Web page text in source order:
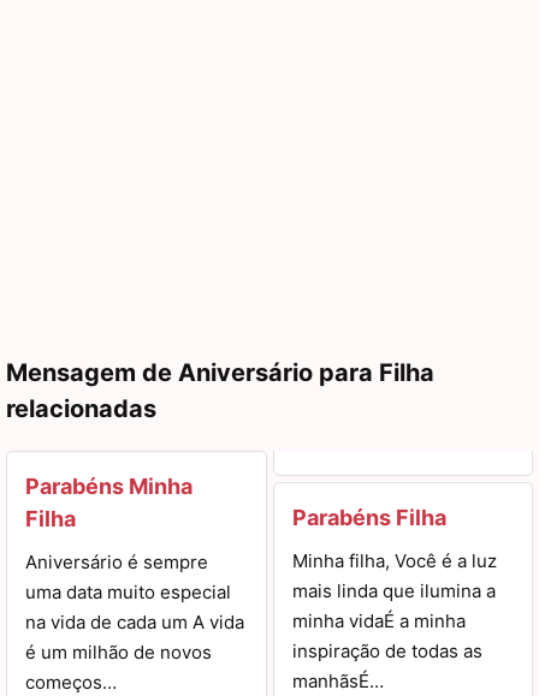
Mensagem de Aniversário para Filha
relacionadas
Parabéns Minha
Filha
Aniversário é sempre
uma data muito especial
na vida de cada um A vida
é um milhão de novos
começos…
Parabéns Filha
Minha filha, Você é a luz
mais linda que ilumina a
minha vidaÉ a minha
inspiração de todas as
manhãsÉ…